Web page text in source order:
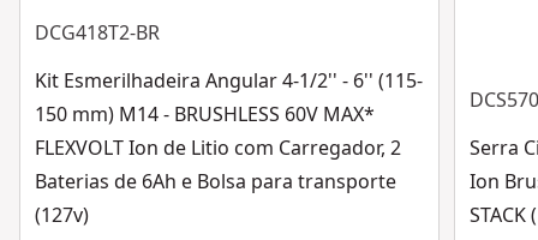
DCG418T2-BR
Kit Esmerilhadeira Angular 4-1/2'' - 6'' (115-
150 mm) M14 - BRUSHLESS 60V MAX*
FLEXVOLT Ion de Litio com Carregador, 2
Baterias de 6Ah e Bolsa para transporte
(127v)
Serra
Ion
STACK